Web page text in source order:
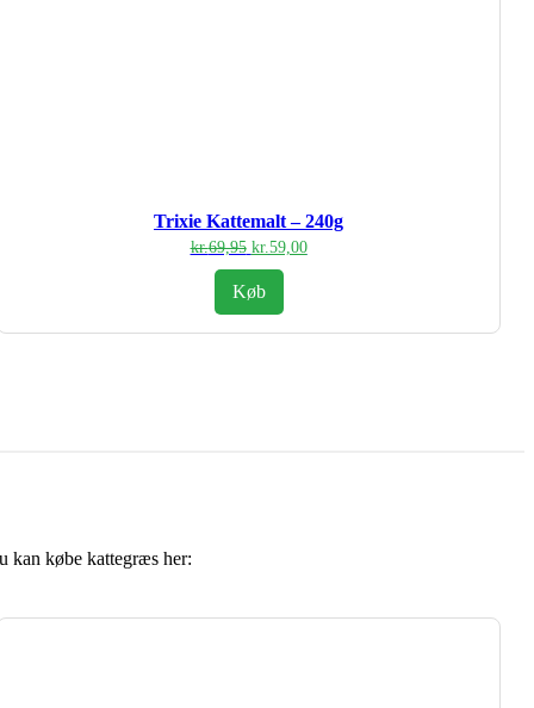
Trixie Kattemalt – 240g
kr.69,95 Den
oprindelige
pris
var:
kr.59,00Den
Køb
kan købe kattegræs her: